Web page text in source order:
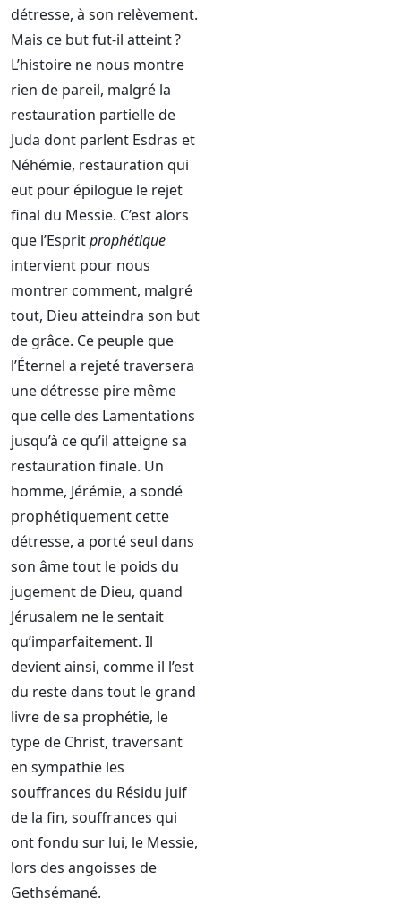
détresse, à son relèvement.
Mais ce but fut-il atteint ?
L’histoire ne nous montre
rien de pareil, malgré la
restauration partielle de
Juda dont parlent Esdras et
Néhémie, restauration qui
eut pour épilogue le rejet
final du Messie. C’est alors
que l’Espritprophétique
intervient pour nous
montrer comment, malgré
tout, Dieu atteindra son but
de grâce. Ce peuple que
l’Éternel a rejeté traversera
une détresse pire même
que celle des Lamentations
jusqu’à ce qu’il atteigne sa
restauration finale. Un
homme, Jérémie, a sondé
prophétiquement cette
détresse, a porté seul dans
son âme tout le poids du
jugement de Dieu, quand
Jérusalem ne le sentait
qu’imparfaitement. Il
devient ainsi, comme il l’est
du reste dans tout le grand
livre de sa prophétie, le
type de Christ, traversant
en sympathie les
souffrances du Résidu juif
de la fin, souffrances qui
ont fondu sur lui, le Messie,
lors des angoisses de
Gethsémané.